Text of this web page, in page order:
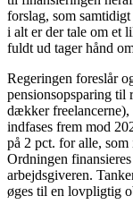
forslag, som
i alt er der tale om et
fuldt ud tager hånd
Regeringen foreslår
pensionsopsparing til
dækker freelancerne),
indfases frem mod
på 2 pct. for alle,
Ordningen
arbejdsgiveren.
øges til en lovpligtig